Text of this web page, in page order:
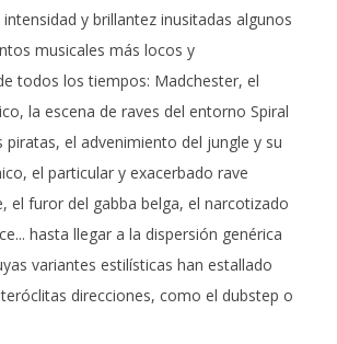
y brillantez inusitadas algunos
musicales más locos y
todos los tiempos: Madchester, el
la escena de raves del entorno Spiral
piratas, el advenimiento del jungle y su
el particular y exacerbado rave
el furor del gabba belga, el narcotizado
hasta llegar a la dispersión genérica
variantes estilísticas han estallado
direcciones, como el dubstep o